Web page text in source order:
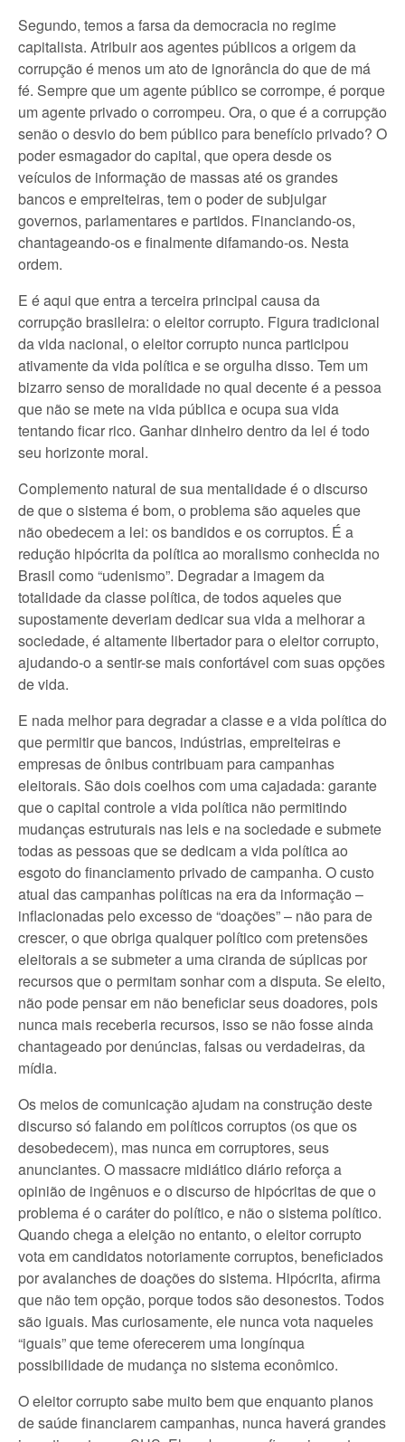
Segundo, temos a farsa da democracia no regime
capitalista. Atribuir aos agentes públicos a origem da
corrupção é menos um ato de ignorância do que de má
fé. Sempre que um agente público se corrompe, é porque
um agente privado o corrompeu. Ora, o que é a corrupção
senão o desvio do bem público para benefício privado? O
poder esmagador do capital, que opera desde os
veículos de informação de massas até os grandes
bancos e empreiteiras, tem o poder de subjulgar
governos, parlamentares e partidos. Financiando-os,
chantageando-os e finalmente difamando-os. Nesta
ordem.
E é aqui que entra a terceira principal causa da
corrupção brasileira: o eleitor corrupto. Figura tradicional
da vida nacional, o eleitor corrupto nunca participou
ativamente da vida política e se orgulha disso. Tem um
bizarro senso de moralidade no qual decente é a pessoa
que não se mete na vida pública e ocupa sua vida
tentando ficar rico. Ganhar dinheiro dentro da lei é todo
seu horizonte moral.
Complemento natural de sua mentalidade é o discurso
de que o sistema é bom, o problema são aqueles que
não obedecem a lei: os bandidos e os corruptos. É a
redução hipócrita da política ao moralismo conhecida no
Brasil como “udenismo”. Degradar a imagem da
totalidade da classe política, de todos aqueles que
supostamente deveriam dedicar sua vida a melhorar a
sociedade, é altamente libertador para o eleitor corrupto,
ajudando-o a sentir-se mais confortável com suas opções
de vida.
E nada melhor para degradar a classe e a vida política do
que permitir que bancos, indústrias, empreiteiras e
empresas de ônibus contribuam para campanhas
eleitorais. São dois coelhos com uma cajadada: garante
que o capital controle a vida política não permitindo
mudanças estruturais nas leis e na sociedade e submete
todas as pessoas que se dedicam a vida política ao
esgoto do financiamento privado de campanha. O custo
atual das campanhas políticas na era da informação –
inflacionadas pelo excesso de “doações” – não para de
crescer, o que obriga qualquer político com pretensões
eleitorais a se submeter a uma ciranda de súplicas por
recursos que o permitam sonhar com a disputa. Se eleito,
não pode pensar em não beneficiar seus doadores, pois
nunca mais receberia recursos, isso se não fosse ainda
chantageado por denúncias, falsas ou verdadeiras, da
mídia.
Os meios de comunicação ajudam na construção deste
discurso só falando em políticos corruptos (os que os
desobedecem), mas nunca em corruptores, seus
anunciantes. O massacre midiático diário reforça a
opinião de ingênuos e o discurso de hipócritas de que o
problema é o caráter do político, e não o sistema político.
Quando chega a eleição no entanto, o eleitor corrupto
vota em candidatos notoriamente corruptos, beneficiados
por avalanches de doações do sistema. Hipócrita, afirma
que não tem opção, porque todos são desonestos. Todos
são iguais. Mas curiosamente, ele nunca vota naqueles
“iguais” que teme oferecerem uma longínqua
possibilidade de mudança no sistema econômico.
O eleitor corrupto sabe muito bem que enquanto planos
de saúde financiarem campanhas, nunca haverá grandes